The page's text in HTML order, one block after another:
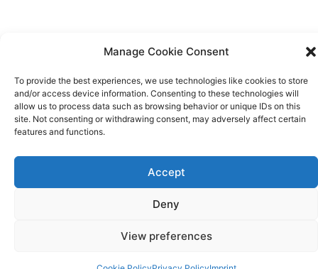
Manage Cookie Consent
To provide the best experiences, we use technologies like cookies to store
and/or access device information. Consenting to these technologies will
allow us to process data such as browsing behavior or unique IDs on this
site. Not consenting or withdrawing consent, may adversely affect certain
features and functions.
Accept
Deny
View preferences
praxisnah erklärt